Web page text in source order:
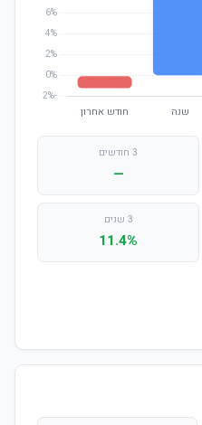
3 חודשים
—
3 שנים
11.4%